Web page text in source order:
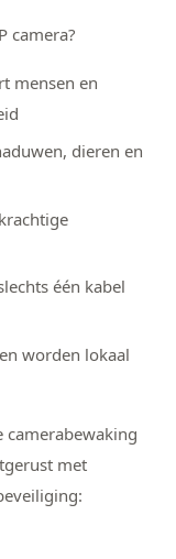
camera?
mensen en
dieren en
één kabel
worden lokaal
camerabewaking
met